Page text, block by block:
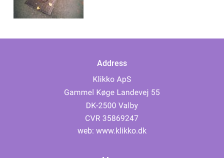
Address
web: www.klikko.dk